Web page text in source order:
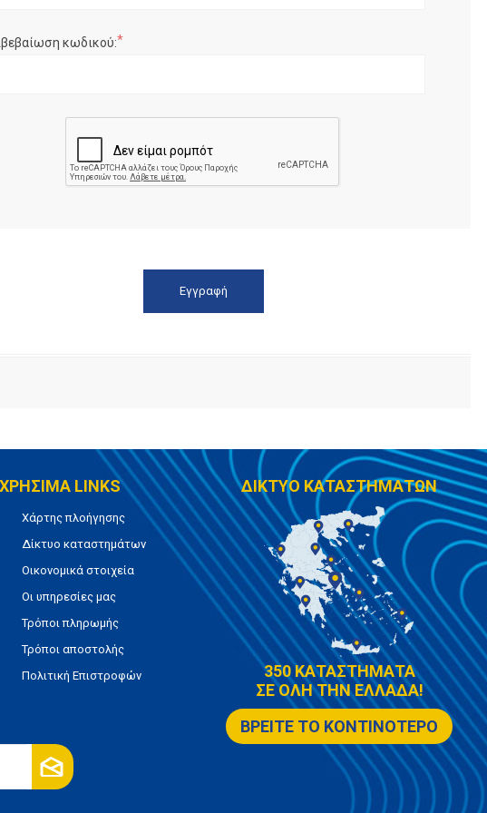
κωδικού:*
ΧΡΗΣΙΜΑ LINKS
Χάρτης πλοήγησης
Δίκτυο καταστημάτων
Οικονομικά στοιχεία
Οι υπηρεσίες μας
Τρόποι πληρωμής
Τρόποι αποστολής
Πολιτική Επιστροφών
ΔΙΚΤΥΟ ΚΑΤΑΣΤΗΜΑΤΩΝ
350 ΚΑΤΑΣΤΗΜΑΤΑ
ΣΕ ΟΛΗ ΤΗΝ ΕΛΛΑΔΑ!
ΒΡΕΙΤΕ ΤΟ ΚΟΝΤΙΝΟΤΕΡΟ